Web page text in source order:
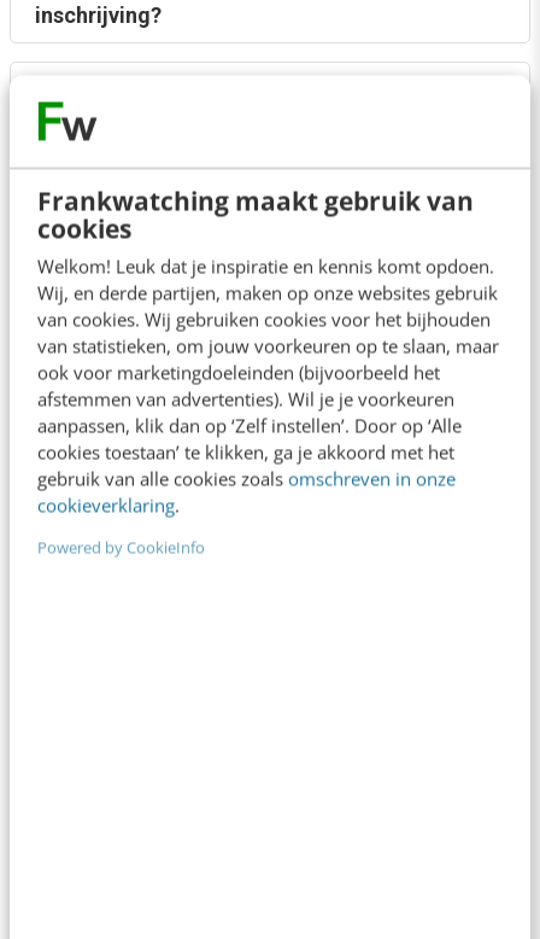
Frankwatching maakt gebruik van
cookies
Welkom! Leuk dat je inspiratie en kennis komt opdoen.
Wij, en derde partijen, maken op onze websites gebruik
van cookies. Wij gebruiken cookies voor het bijhouden
van statistieken, om jouw voorkeuren op te slaan, maar
ook voor marketingdoeleinden (bijvoorbeeld het
afstemmen van advertenties). Wil je je voorkeuren
aanpassen, klik dan op ‘Zelf instellen’. Door op ‘Alle
cookies toestaan’ te klikken, ga je akkoord met het
gebruik van alle cookies zoals omschreven in onze
cookieverklaring.
Powered by CookieInfo
inschrijving?
Kan ik mijn inschrijving annuleren of
overdragen?
Wat als ik op de dag zelf ziek ben (of niet
kom opdagen)?
Wat is de precieze tijd en locatie, en kan ik
bij de locatie parkeren?
Hoe toegankelijk is de locatie?
Houden jullie rekening met mijn
dieetwensen?